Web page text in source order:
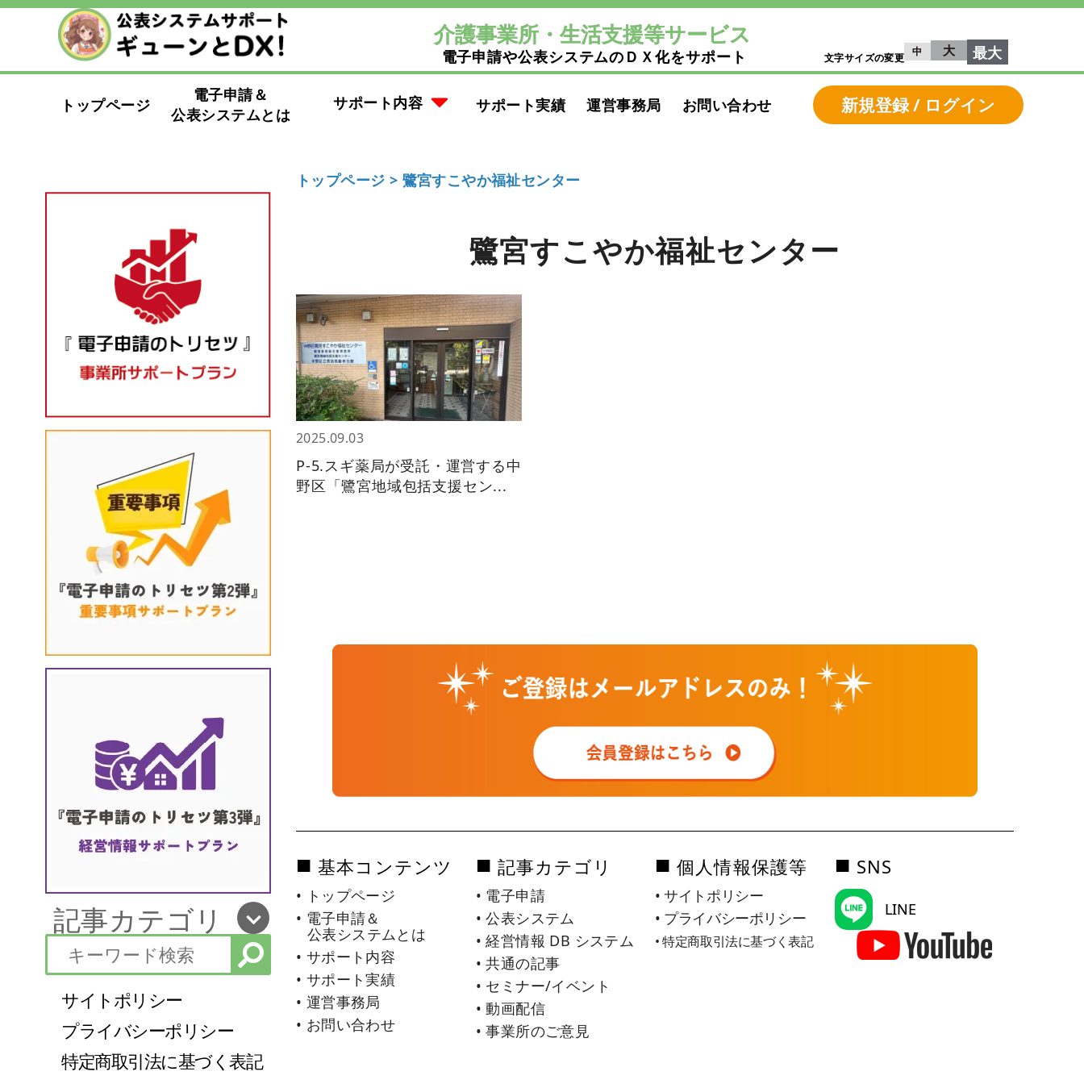
介護事業所・生活支援等サービス
電子申請や公表システムのＤＸ化をサポート 文字サイズの変更 中 大 最大
トップページ
電子申請＆
公表システムとは
サポート内容 サポート実績 運営事務局 お問い合わせ 新規登録 / ログイン
記事カテゴリ
サイトポリシー
プライバシーポリシー
特定商取引法に基づく表記
トップページ > 鷺宮すこやか福祉センター
鷺宮すこやか福祉センター
2025.09.03
P-5.スギ薬局が受託・運営する中
野区「鷺宮地域包括支援セン...
■ 基本コンテンツ
• トップページ
• 電子申請＆
公表システムとは
• サポート内容
• サポート実績
• 運営事務局
• お問い合わせ
■ 記事カテゴリ
• 電子申請
• 公表システム
• 経営情報 DB システム
• 共通の記事
• セミナー/イベント
• 動画配信
• 事業所のご意見
■ 個人情報保護等
• サイトポリシー
• プライバシーポリシー
• 特定商取引法に基づく表記
■ SNS
LINE